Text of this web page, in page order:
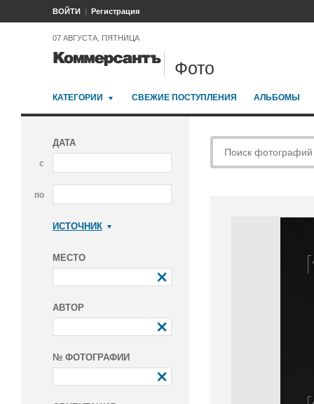
ВОЙТИ Регистрация
07 АВГУСТА, ПЯТНИЦА
Фото
КАТЕГОРИИ СВЕЖИЕ ПОСТУПЛЕНИЯ АЛЬБОМЫ
ДАТА
с
по
ИСТОЧНИК
МЕСТО
АВТОР
№ ФОТОГРАФИИ